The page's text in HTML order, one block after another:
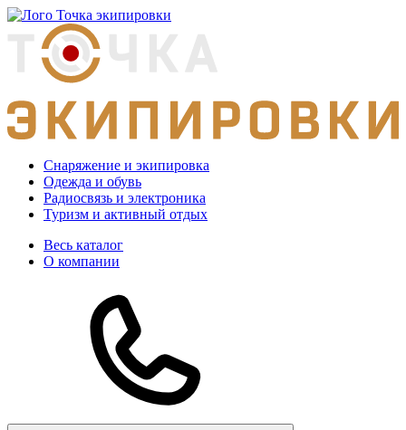
Снаряжение и экипировка
Одежда и обувь
Радиосвязь и электроника
Туризм и активный отдых
Весь каталог
О компании